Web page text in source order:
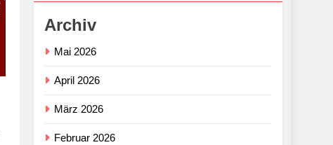
Archiv
Mai 2026
April 2026
März 2026
Februar 2026